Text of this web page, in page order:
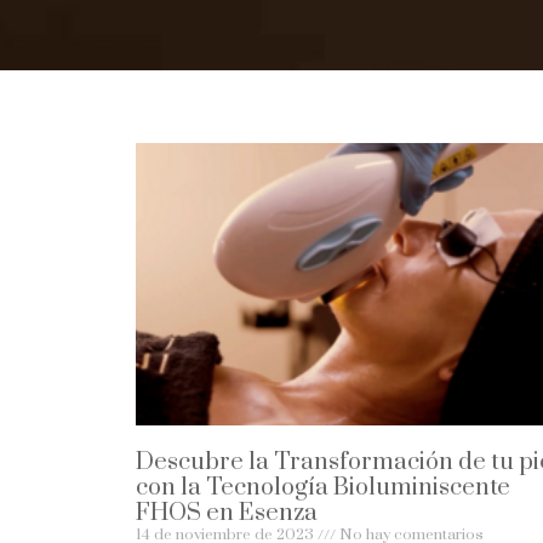
Descubre la Transformación de tu
con la Tecnología Bioluminiscente
FHOS en Esenza
14 de noviembre de 2023 No hay comentarios